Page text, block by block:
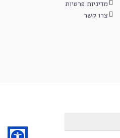
מדיניות פרטיות
צרו קשר